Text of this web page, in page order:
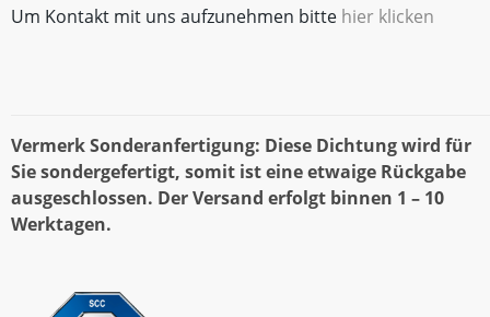
Um Kontakt mit uns aufzunehmen bitte hier klicken
Vermerk Sonderanfertigung: Diese Dichtung wird für
Sie sondergefertigt, somit ist eine etwaige Rückgabe
ausgeschlossen. Der Versand erfolgt binnen 1 – 10
Werktagen.